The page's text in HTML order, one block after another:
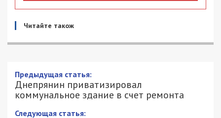
Читайте також
Предыдущая статья:
Днепрянин приватизировал
коммунальное здание в счет ремонта
Следующая статья: